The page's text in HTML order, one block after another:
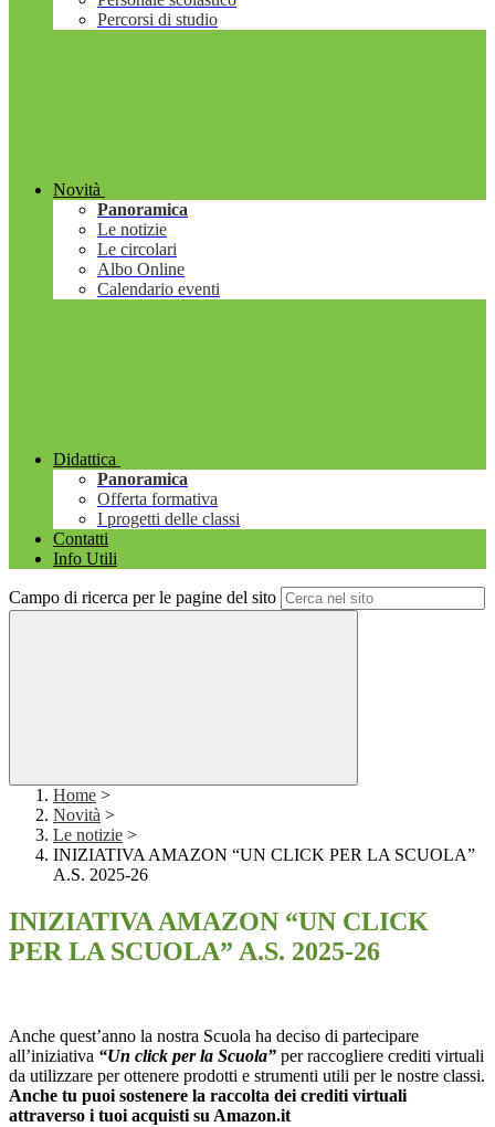
Percorsi di studio
Novità
Panoramica
Le notizie
Le circolari
Albo Online
Calendario eventi
Didattica
Panoramica
Offerta formativa
I progetti delle classi
Contatti
Info Utili
Campo di ricerca per le pagine del sito
Home >
Novità >
Le notizie >
INIZIATIVA AMAZON “UN CLICK PER LA SCUOLA”
A.S. 2025-26
INIZIATIVA AMAZON “UN CLICK
PER LA SCUOLA” A.S. 2025-26
Anche quest’anno la nostra Scuola ha deciso di partecipare
all’iniziativa “Un click per la Scuola” per raccogliere crediti virtuali
da utilizzare per ottenere prodotti e strumenti utili per le nostre classi.
Anche tu puoi sostenere la raccolta dei crediti virtuali
attraverso i tuoi acquisti su Amazon.it